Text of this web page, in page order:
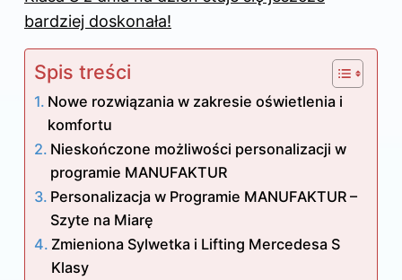
bardziej doskonała!
Spis treści
Nowe rozwiązania w zakresie oświetlenia i
komfortu
Nieskończone możliwości personalizacji w
programie MANUFAKTUR
Personalizacja w Programie MANUFAKTUR –
Szyte na Miarę
Zmieniona Sylwetka i Lifting Mercedesa S
Klasy